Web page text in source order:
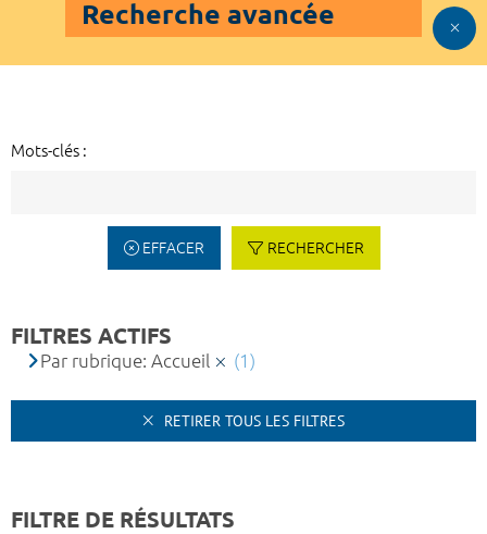
Recherche avancée
Mots-clés :
EFFACER RECHERCHER
FILTRES ACTIFS
Par rubrique: Accueil (1)
RETIRER TOUS LES FILTRES
FILTRE DE RÉSULTATS